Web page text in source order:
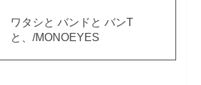
ワタシと バンドと バンT
と、/MONOEYES